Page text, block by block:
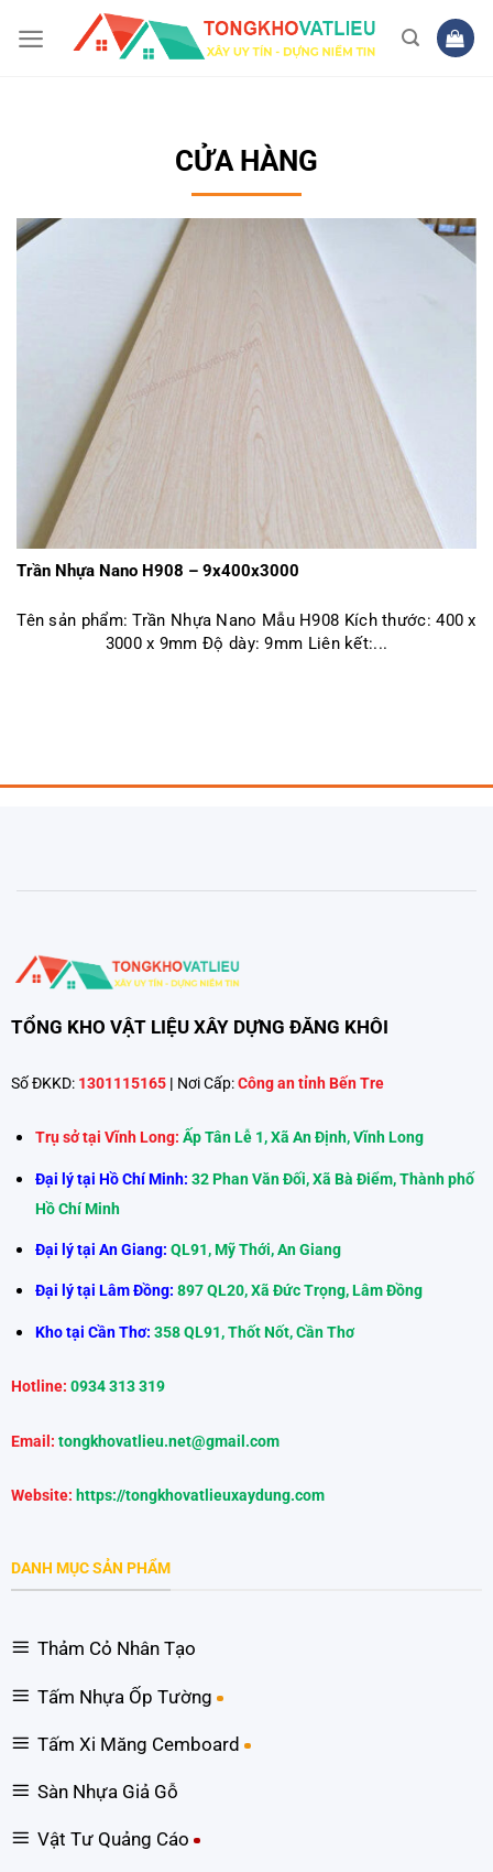
qua
CỬA HÀNG
Trần Nhựa Nano H908 – 9x400x3000
Tên sản phẩm: Trần Nhựa Nano Mẫu H908 Kích thước: 400 x
3000 x 9mm Độ dày: 9mm Liên kết:...
TỔNG KHO VẬT LIỆU XÂY DỰNG ĐĂNG KHÔI
Số ĐKKD: 1301115165 | Nơi Cấp: Công an tỉnh Bến Tre
Trụ sở tại Vĩnh Long: Ấp Tân Lễ 1, Xã An Định, Vĩnh Long
Đại lý tại Hồ Chí Minh: 32 Phan Văn Đối, Xã Bà Điểm, Thành phố
Hồ Chí Minh
Đại lý tại An Giang: QL91, Mỹ Thới, An Giang
Đại lý tại Lâm Đồng:897 QL20, Xã Đức Trọng, Lâm Đồng
Kho tại Cần Thơ: 358 QL91, Thốt Nốt, Cần Thơ
Hotline: 0934 313 319
Email: tongkhovatlieu.net@gmail.com
Website: https://tongkhovatlieuxaydung.com
DANH MỤC SẢN PHẨM
Thảm Cỏ Nhân Tạo
Tấm Nhựa Ốp Tường
Tấm Xi Măng Cemboard
Sàn Nhựa Giả Gỗ
Vật Tư Quảng Cáo